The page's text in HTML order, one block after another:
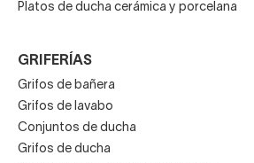
Platos de ducha cerámica y porcelana
GRIFERÍAS
Grifos de bañera
Grifos de lavabo
Conjuntos de ducha
Grifos de ducha